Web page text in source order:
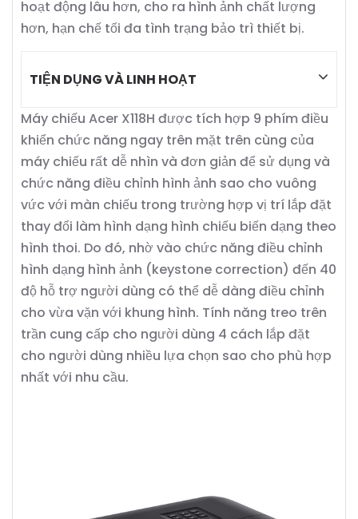
hoạt động lâu hơn, cho ra hình ảnh chất lượng
hơn, hạn chế tối đa tình trạng bảo trì thiết bị.
TIỆN DỤNG VÀ LINH HOẠT
Máy chiếu Acer X118H được tích hợp 9 phím điều
khiển chức năng ngay trên mặt trên cùng của
máy chiếu rất dễ nhìn và đơn giản để sử dụng và
chức năng điều chỉnh hình ảnh sao cho vuông
vức với màn chiếu trong trường hợp vị trí lắp đặt
thay đổi làm hình dạng hình chiếu biến dạng theo
hình thoi. Do đó, nhờ vào chức năng điều chỉnh
hình dạng hình ảnh (keystone correction) đến 40
độ hỗ trợ người dùng có thể dễ dàng điều chỉnh
cho vừa vặn với khung hình. Tính năng treo trên
trần cung cấp cho người dùng 4 cách lắp đặt
cho người dùng nhiều lựa chọn sao cho phù hợp
nhất với nhu cầu.